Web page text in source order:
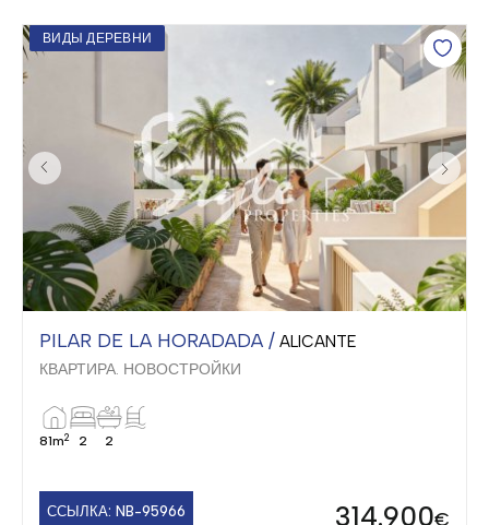
ВИДЫ ДЕРЕВНИ
PILAR DE LA HORADADA / ALICANTE
КВАРТИРА. НОВОСТРОЙКИ
81m2 2 2
ССЫЛКА: NB-95966 314.900€